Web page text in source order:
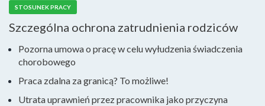
STOSUNEK PRACY
Szczególna ochrona zatrudnienia rodziców
Pozorna umowa o pracę w celu wyłudzenia świadczenia
chorobowego
Praca zdalna za granicą? To możliwe!
Utrata uprawnień przez pracownika jako przyczyna